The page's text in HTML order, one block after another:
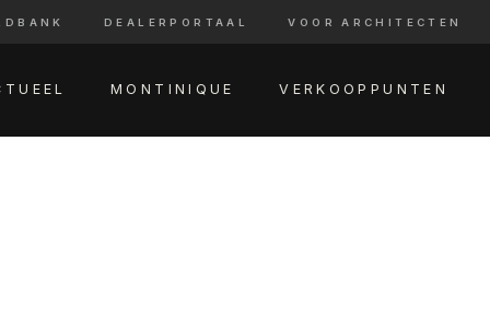
DEALERPORTAAL VOOR ARCHITECTEN
MONTINIQUE VERKOOPPUNTEN